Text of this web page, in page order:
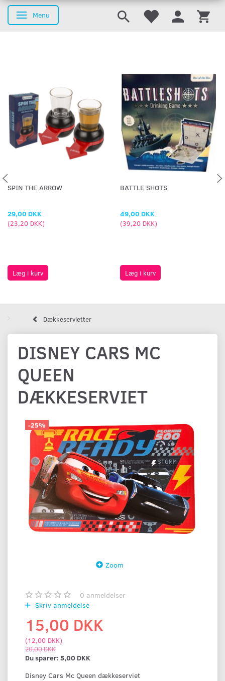
Skifte navigation
Menu
SPIN THE ARROW
29,00 DKK
(23,20 DKK)
Læg i kurv
BATTLE SHOTS
49,00 DKK
(39,20 DKK)
Læg i kurv
Dækkeservietter
DISNEY CARS MC
QUEEN
DÆKKESERVIET
-25%
Zoom
0 anmeldelser
Skriv anmeldelse
15,00 DKK
(12,00 DKK)
20,00 DKK
Du sparer: 5,00 DKK
Disney Cars Mc Queen dækkeserviet